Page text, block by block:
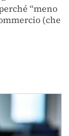
“meno
(che